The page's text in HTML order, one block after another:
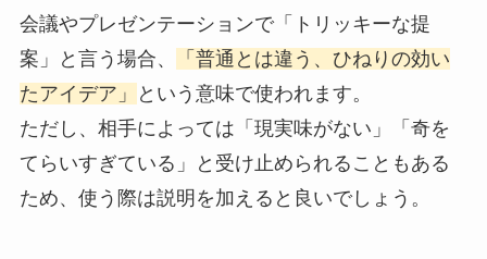
会議やプレゼンテーションで「トリッキーな提
案」と言う場合、
「普通とは違う、ひねりの効い
たアイデア」
という意味で使われます。
ただし、相手によっては「現実味がない」「奇を
てらいすぎている」と受け止められることもある
ため、使う際は説明を加えると良いでしょう。